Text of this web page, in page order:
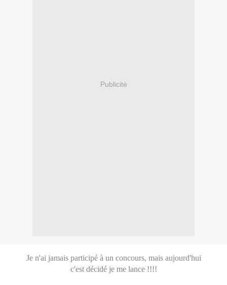
Publicité
Je n'ai jamais participé à un concours, mais aujourd'hui
c'est décidé je me lance !!!!